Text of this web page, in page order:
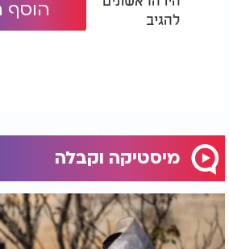
להגיב
הוסף
מיסטיקה וקבלה